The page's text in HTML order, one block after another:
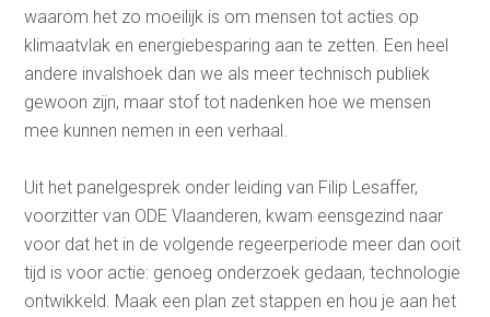
waarom het zo moeilijk is om mensen tot acties op
klimaatvlak en energiebesparing aan te zetten. Een heel
andere invalshoek dan we als meer technisch publiek
gewoon zijn, maar stof tot nadenken hoe we mensen
mee kunnen nemen in een verhaal.
Uit het panelgesprek onder leiding van Filip Lesaffer,
voorzitter van ODE Vlaanderen, kwam eensgezind naar
voor dat het in de volgende regeerperiode meer dan ooit
tijd is voor actie: genoeg onderzoek gedaan, technologie
ontwikkeld. Maak een plan zet stappen en hou je aan het